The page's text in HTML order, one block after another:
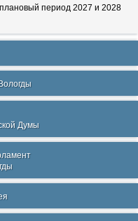
период 2027 и 2028
Думы